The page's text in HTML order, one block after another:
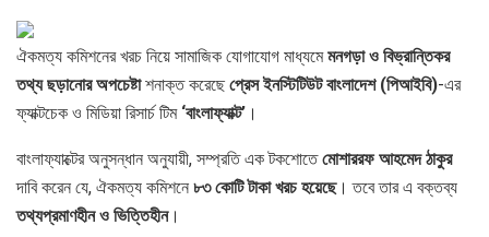
ঐকমত্য কমিশনের খরচ নিয়ে সামাজিক যোগাযোগ মাধ্যমেমনগড়া ও বিভ্রান্তিকর
তথ্য ছড়ানোর অপচেষ্টাশনাক্ত করেছেপ্রেস ইনস্টিটিউট বাংলাদেশ (পিআইবি)-এর
ফ্যাক্টচেক ও মিডিয়া রিসার্চ টিম ‘বাংলাফ্যাক্ট’ ।
বাংলাফ্যাক্টের অনুসন্ধান অনুযায়ী, সম্প্রতি এক টকশোতেমোশাররফ আহমেদ ঠাকুর
দাবি করেন যে, ঐকমত্য কমিশনে ৮৩ কোটি টাকা খরচ হয়েছে। তবে তার এ বক্তব্য
তথ্যপ্রমাণহীন ও ভিত্তিহীন।